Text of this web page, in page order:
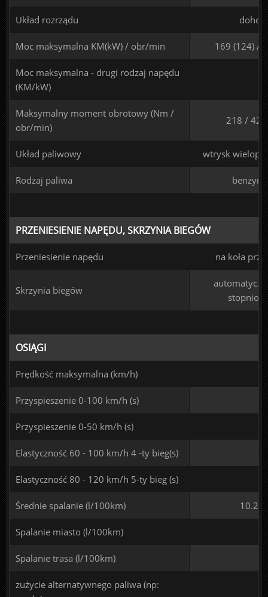
Układ rozrządu dohc
Moc maksymalna KM(kW) / obr/min 169 (124) /
Moc maksymalna - drugi rodzaj napędu
(KM/kW)
Maksymalny moment obrotowy (Nm /
obr/min)
218 /
Układ paliwowy wtrysk
Rodzaj paliwa benzyna
PRZENIESIENIE NAPĘDU, SKRZYNIA BIEGÓW
Przeniesienie napędu na koła
Skrzynia biegów
OSIĄGI
Prędkość maksymalna (km/h)
Przyspieszenie 0-100 km/h (s)
Przyspieszenie 0-50 km/h (s)
Elastyczność 60 - 100 km/h 4 -ty bieg(s)
Elastyczność 80 - 120 km/h 5-ty bieg (s)
Średnie spalanie (l/100km) 10.2
Spalanie miasto (l/100km)
Spalanie trasa (l/100km)
zużycie alternatywnego paliwa (np: